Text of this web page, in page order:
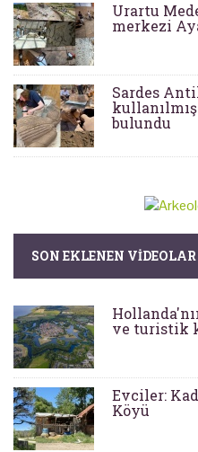
Urartu
merkezi
Sardes
bulundu
SON EKLENEN VIDEOLAR
ve turistik
Evciler:
Köyü